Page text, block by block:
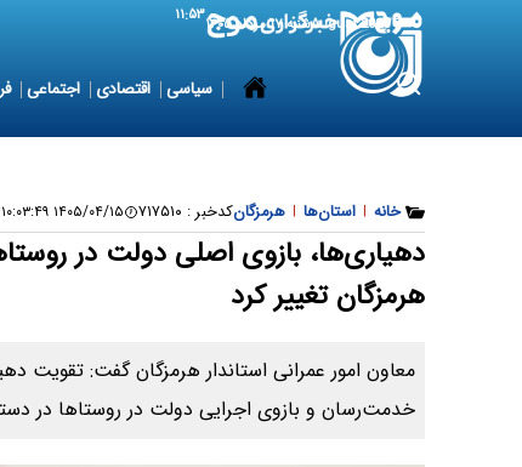
8 August 2026 شنبه ۱۷ مرداد ۱۴۰۵ ۱۱:۵۳
سیاسی اقتصادی اجتماعی
خانه | استان‌ها | هرمزگانکدخبر : ۷۱۷۵۱۰ ۱۴۰۵/۰۴/۱۵ ۱۰:۰۳:۴۹
دهیاری‌ها، بازوی اصلی دولت در
هرمزگان تغییر کرد
معاون امور عمرانی استاندار هرمزگان گفت: تقویت
خدمت‌رسان و بازوی اجرایی دولت در روستاها در